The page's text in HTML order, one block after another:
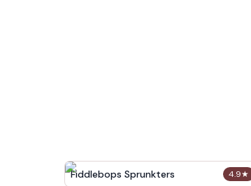
4.9★
Fiddlebops Sprunkters